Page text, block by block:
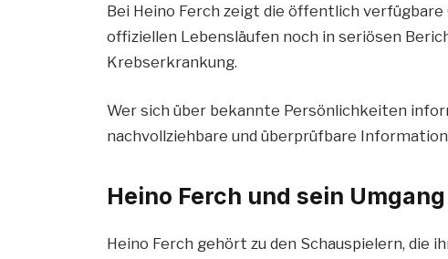
Bei Heino Ferch zeigt die öffentlich verfügbare
offiziellen Lebensläufen noch in seriösen
Krebserkrankung.
Wer sich über bekannte Persönlichkeiten
nachvollziehbare und überprüfbare
Heino Ferch und sein
Heino Ferch gehört zu den Schauspielern, die